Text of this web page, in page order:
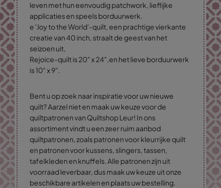
leven met hun eenvoudig patchwork, lieflijke
applicaties en speels borduurwerk.
e 'Joy to the World'-quilt, een prachtige vierkante
creatie van 40 inch, straalt de geest van het
seizoen uit,
Rejoice-quilt is 20" x 24",en het lieve borduurwerk
is 10" x 9".
Bent u op zoek naar inspiratie voor uw nieuwe
quilt? Aarzel niet en maak uw keuze voor de
quiltpatronen van Quiltshop Leur! In ons
assortiment vindt u een zeer ruim aanbod
quiltpatronen, zoals patronen voor kleurrijke quilt
en patronen voor kussens, slingers, tassen,
tafelkleden en knuffels. Alle patronen zijn uit
voorraad leverbaar, dus maak uw keuze uit onze
beschikbare artikelen en plaats uw bestelling.